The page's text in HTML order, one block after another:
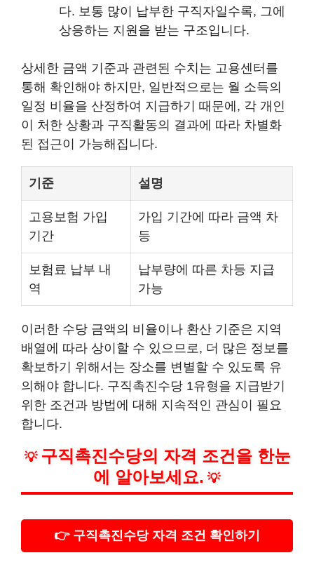
다. 보통 많이 납부한 구직자일수록, 그에
상응하는 지원을 받는 구조입니다.
상세한 금액 기준과 관련된 수치는 고용센터를
통해 확인해야 하지만, 일반적으로는 월 소득의
일정 비율을 산정하여 지급하기 때문에, 각 개인
이 처한 상황과 구직활동의 결과에 따라 차별화
된 접근이 가능해집니다.
기준 설명
고용보험 가입
기간
가입 기간에 따라 금액 차
등
보험료 납부 내
역
납부량에 따른 차등 지급
가능
이러한 수당 금액의 비율이나 환산 기준은 지역
배열에 따라 상이할 수 있으므로, 더 많은 정보를
확보하기 위해서는 장소를 변별할 수 있도록 유
의해야 합니다. 구직촉진수당 1유형을 지급받기
위한 조건과 방법에 대해 지속적인 관심이 필요
합니다.
💡 구직촉진수당의 자격 조건을 한눈
에 알아보세요. 💡
👉 구직촉진수당 자격 조건 확인하기